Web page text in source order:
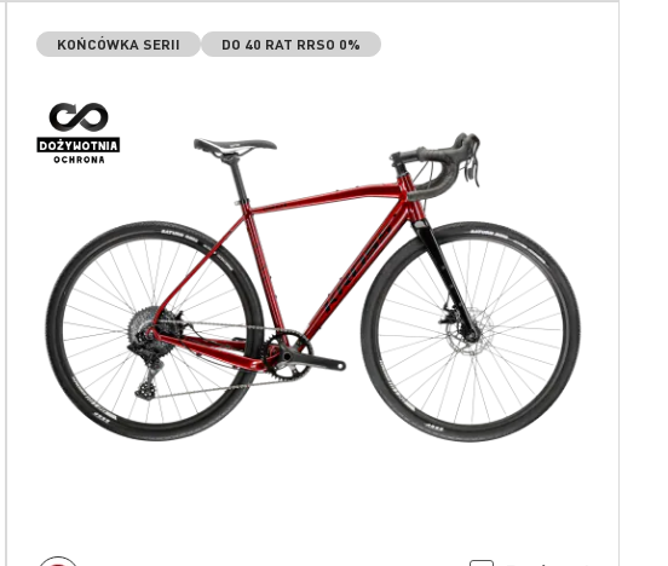
KOŃCÓWKA SERII DO 40 RAT RRSO 0%